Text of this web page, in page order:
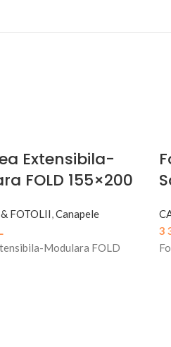
Extensibila-
FOLD 155×200
FOTOLII,Canapele
Modulara FOLD
3